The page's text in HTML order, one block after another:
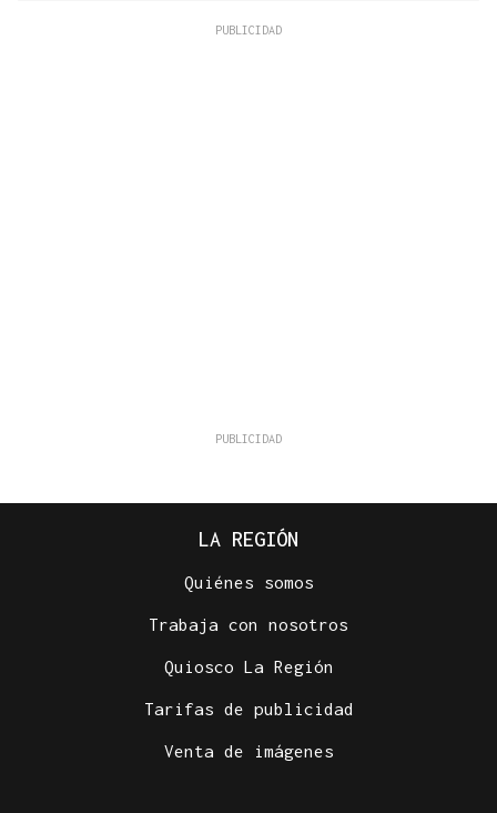
LA REGIÓN
Quiénes somos
Trabaja con nosotros
Quiosco La Región
Tarifas de publicidad
Venta de imágenes